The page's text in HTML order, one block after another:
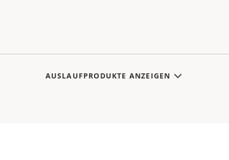
AUSLAUFPRODUKTE ANZEIGEN